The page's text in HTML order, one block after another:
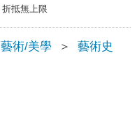
折抵無上限
藝術/美學 ＞ 藝術史